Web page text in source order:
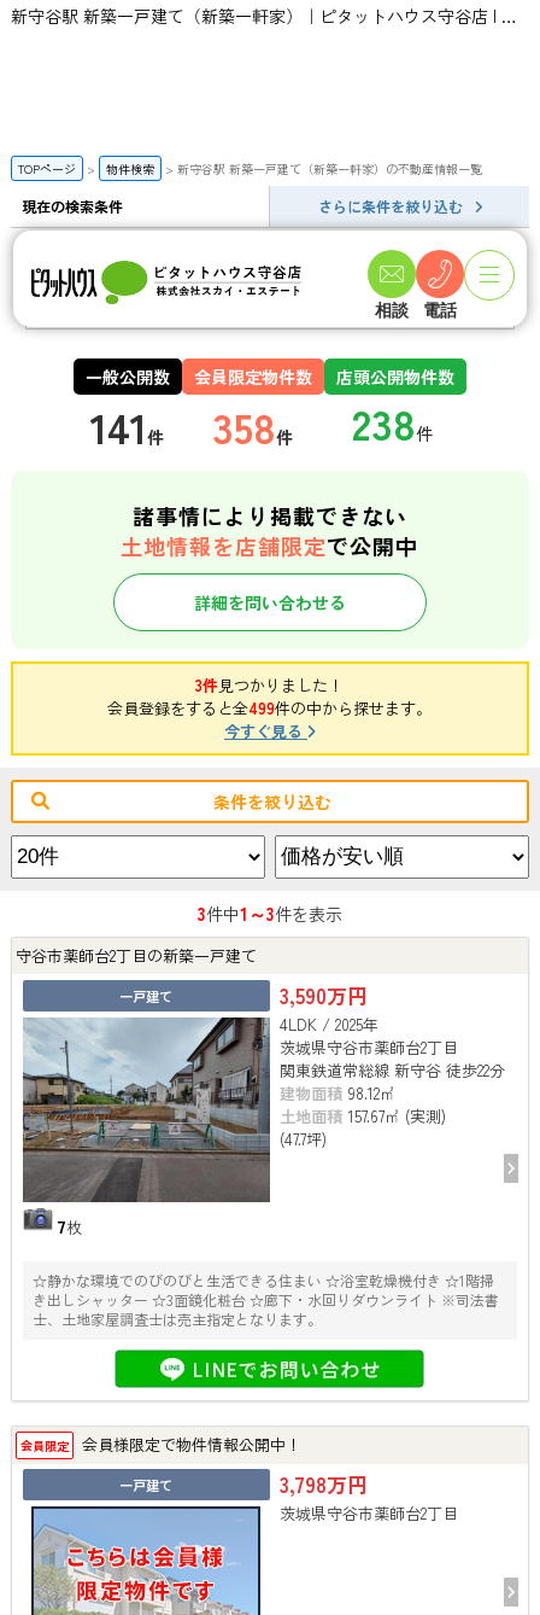
新守谷駅 新築一戸建て（新築一軒家）｜ピタットハウス守谷店 | スカイ・エステート
相談 電話
TOPページ 物件検索 新守谷駅 新築一戸建て（新築一軒家）の不動産情報一覧
現在の検索条件 さらに条件を絞り込む
新守谷駅 新築一戸建て（新築一軒家）の検索結果一覧
この条件で新着メールを登録
一般公開数
141件
会員限定物件数
358件
店頭公開物件数
諸事情により掲載できない
土地情報を店舗限定で公開中
詳細を問い合わせる
3件見つかりました！
会員登録をすると全499件の中から探せます。
今すぐ見る
条件を絞り込む
3件中1～3件を表示
守谷市薬師台2丁目の新築一戸建て
一戸建て
7枚
3,590万円
4LDK / 2025年
茨城県守谷市薬師台2丁目
関東鉄道常総線 新守谷 徒歩22分
建物面積 98.12㎡
土地面積 157.67㎡ (実測)
(47.7坪)
☆静かな環境でのびのびと生活できる住まい ☆浴室乾燥機付き ☆1階掃
き出しシャッター ☆3面鏡化粧台 ☆廊下・水回りダウンライト ※司法書
士、土地家屋調査士は売主指定となります。
会員限定 会員様限定で物件情報公開中！
一戸建て 3,798万円
茨城県守谷市薬師台2丁目